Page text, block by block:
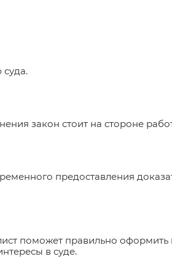
закон стоит на стороне
предоставления
поможет правильно оформить
в суде.